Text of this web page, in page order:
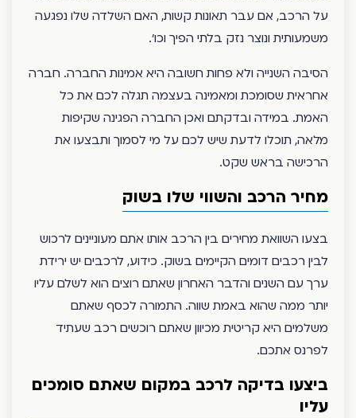
על הרכב, אם עבר תאונות קשות, האם השלדה שלו נפגעה
משמעותית ונוצר נזק בלתי הפיך וכו’.
הסיבה השנייה ולא פחות חשובה היא אמינות החברה. חברה
אחראית שסומכת ומאמינה בעצמה תגלה לכם את כל
האמת. במידה ובדקתם ואכן החברה הפגינה שקיפות
מלאה, תוכלו לדעת שיש לכם על מי לסמוך ותבצעו את
הרכישה בראש שקט.
מחיר הרכב והשווי שלו בשוק
בצעו השוואת מחירים בין הרכב אותו אתם מעוניינים לרכוש
לבין רכבים דומים הקיימים בשוק. כידוע, לרכבים יש ירידת
ערך עם השנים והדבר האחרון שאתם רוצים הוא לשלם עליו
יותר ממה שהוא באמת שווה. התמורה לכסף שאתם
משלמים היא קריטית מכיוון שאתם רוכשים רכב שעתיד
לפרנס אתכם.
ביצעו בדיקה לרכב במקום שאתם סומכים
עליו